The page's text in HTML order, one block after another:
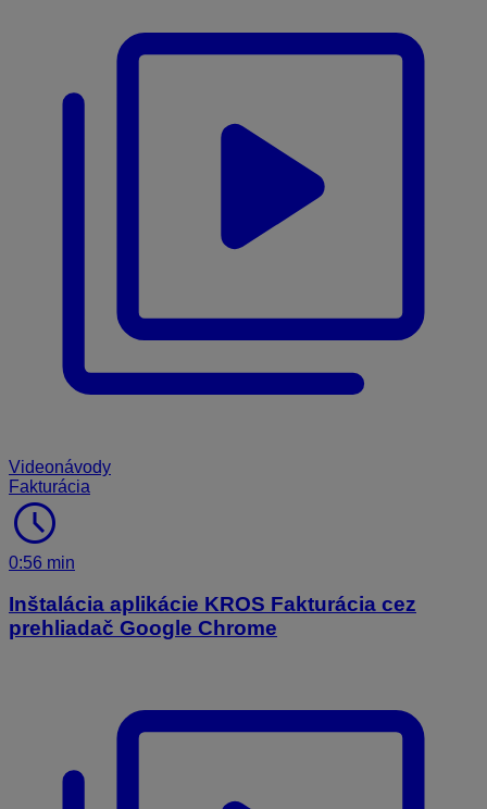
Videonávody
Fakturácia
schedule
0:56 min
Inštalácia aplikácie KROS Fakturácia cez
prehliadač Google Chrome